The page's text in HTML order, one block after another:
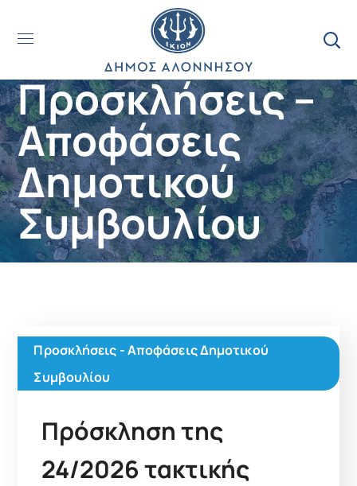
Προσκλήσεις –
Αποφάσεις
Δημοτικού
Συμβουλίου
Προσκλήσεις - Αποφάσεις Δημοτικού
Συμβουλίου
Πρόσκληση της
24/2026 τακτικής